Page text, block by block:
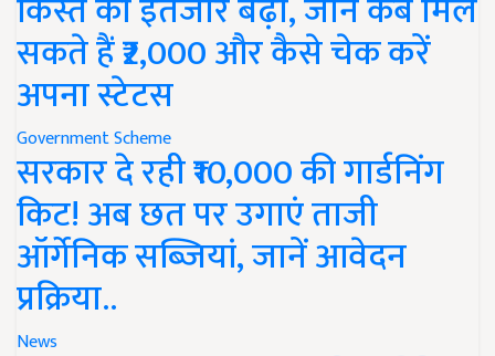
सकते हैं ₹2,000 और कैसे चेक करें
अपना स्टेटस
Government Scheme
सरकार दे रही ₹10,000 की गार्डनिंग
किट! अब छत पर उगाएं ताजी
ऑर्गेनिक सब्जियां, जानें आवेदन
प्रक्रिया..
News